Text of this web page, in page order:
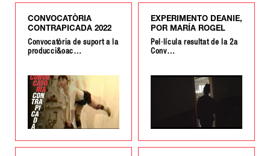
CONVOCATÒRIA
CONTRAPICADA 2022
Convocatòria de suport a la
producci&oac…
EXPERIMENTO DEANIE,
POR MARÍA ROGEL
Pel·lícula resultat de la 2a
Conv…